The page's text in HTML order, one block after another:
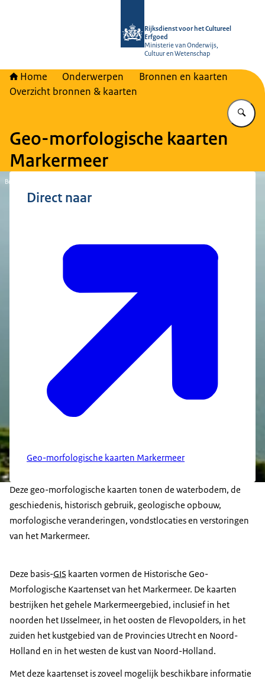
Rijksdienst voor het Cultureel
Erfgoed
Ministerie van Onderwijs,
Cultuur en Wetenschap
Home Onderwerpen
Bronnen en kaarten
Overzicht bronnen & kaarten
Geo-morfologische kaarten
Markermeer
Beeld: Siebe Swart
Direct naar
Geo-morfologische kaarten Markermeer
Deze geo-morfologische kaarten tonen de waterbodem, de
geschiedenis, historisch gebruik, geologische opbouw,
morfologische veranderingen, vondstlocaties en verstoringen
van het Markermeer.
Deze basis-GIS kaarten vormen de Historische Geo-
Morfologische Kaartenset van het Markermeer. De kaarten
bestrijken het gehele Markermeergebied, inclusief in het
noorden het IJsselmeer, in het oosten de Flevopolders, in het
zuiden het kustgebied van de Provincies Utrecht en Noord-
Holland en in het westen de kust van Noord-Holland.
Met deze kaartenset is zoveel mogelijk beschikbare informatie